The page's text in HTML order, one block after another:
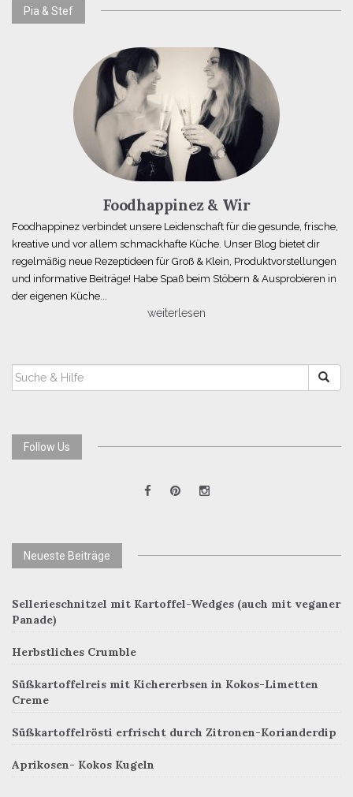
Pia & Stef
Foodhappinez & Wir
Foodhappinez verbindet unsere Leidenschaft für die gesunde, frische,
kreative und vor allem schmackhafte Küche. Unser Blog bietet dir
regelmäßig neue Rezeptideen für Groß & Klein, Produktvorstellungen
und informative Beiträge! Habe Spaß beim Stöbern & Ausprobieren in
der eigenen Küche...
weiterlesen
SUCHEN
NACH:
Follow Us
Neueste Beiträge
Sellerieschnitzel mit Kartoffel-Wedges (auch mit veganer
Panade)
Herbstliches Crumble
Süßkartoffelreis mit Kichererbsen in Kokos-Limetten
Creme
Süßkartoffelrösti erfrischt durch Zitronen-Korianderdip
Aprikosen- Kokos Kugeln